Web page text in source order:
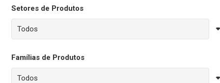
Setores de Produtos
Famílias de Produtos